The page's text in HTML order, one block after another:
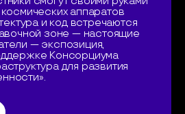
аппаратов
и код встречаются
зоне — настоящие
— экспозиция,
Консорциума
для развития